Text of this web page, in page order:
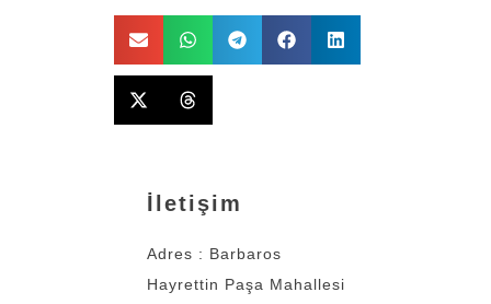
İletişim
Adres : Barbaros
Hayrettin Paşa Mahallesi